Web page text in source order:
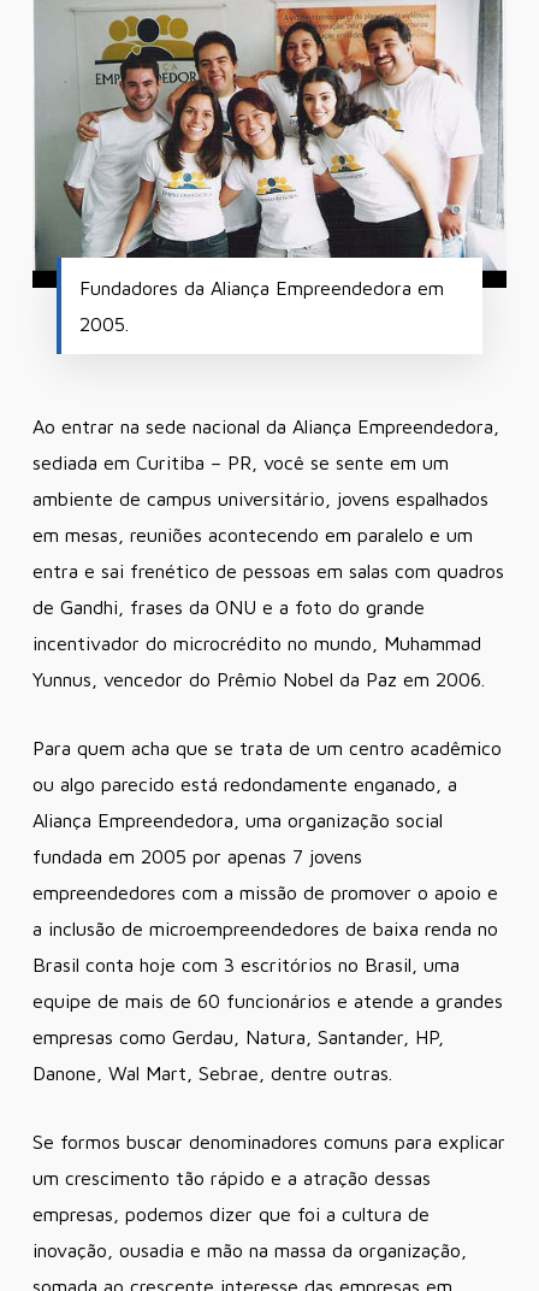
Fundadores da Aliança Empreendedora em
2005.
Ao entrar na sede nacional da Aliança Empreendedora,
sediada em Curitiba – PR, você se sente em um
ambiente de campus universitário, jovens espalhados
em mesas, reuniões acontecendo em paralelo e um
entra e sai frenético de pessoas em salas com quadros
de Gandhi, frases da ONU e a foto do grande
incentivador do microcrédito no mundo, Muhammad
Yunnus, vencedor do Prêmio Nobel da Paz em 2006.
Para quem acha que se trata de um centro acadêmico
ou algo parecido está redondamente enganado, a
Aliança Empreendedora, uma organização social
fundada em 2005 por apenas 7 jovens
empreendedores com a missão de promover o apoio e
a inclusão de microempreendedores de baixa renda no
Brasil conta hoje com 3 escritórios no Brasil, uma
equipe de mais de 60 funcionários e atende a grandes
empresas como Gerdau, Natura, Santander, HP,
Danone, Wal Mart, Sebrae, dentre outras.
Se formos buscar denominadores comuns para explicar
um crescimento tão rápido e a atração dessas
empresas, podemos dizer que foi a cultura de
inovação, ousadia e mão na massa da organização,
somada ao crescente interesse das empresas em